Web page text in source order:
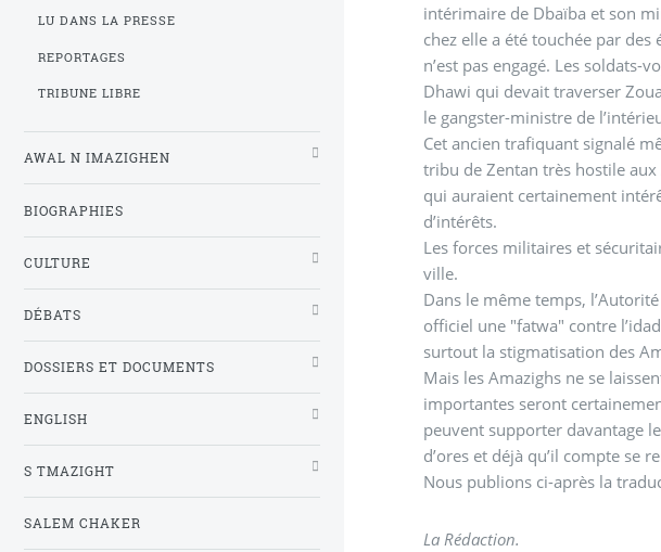
intérimaire de Dbaïba et son
chez elle a été touchée par
n’est pas engagé. Les
Dhawi qui devait traverser
le gangster-ministre de
Cet ancien trafiquant signalé
tribu de Zentan très hostile
qui auraient certainement
d’intérêts.
Les forces militaires et
ville.
Dans le même temps,
officiel une "fatwa" contre
surtout la stigmatisation des
Mais les Amazighs ne se
importantes seront
peuvent supporter davantage
d’ores et déjà qu’il compte se
Nous publions ci-après la
La Rédaction.
LU DANS LA PRESSE
REPORTAGES
TRIBUNE LIBRE
AWAL N IMAZIGHEN
BIOGRAPHIES
CULTURE
DÉBATS
DOSSIERS ET DOCUMENTS
ENGLISH
S TMAZIGHT
SALEM CHAKER